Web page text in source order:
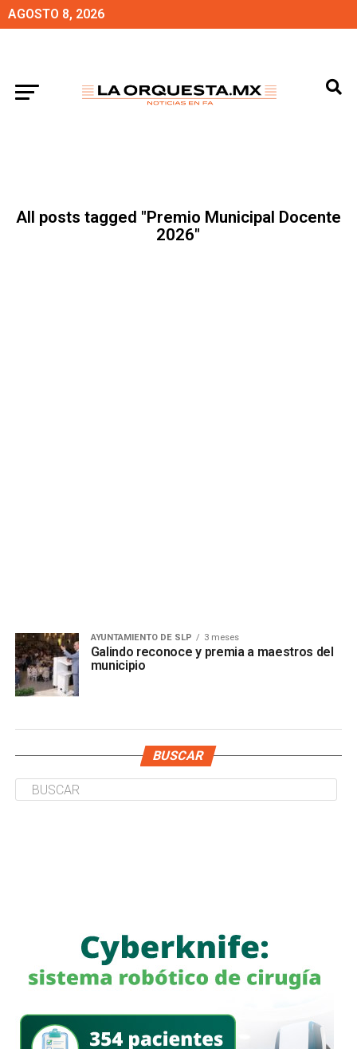
AGOSTO 8, 2026
All posts tagged "Premio Municipal Docente
2026"
AYUNTAMIENTO DE SLP 3 meses
Galindo reconoce y premia a maestros del
municipio
BUSCAR